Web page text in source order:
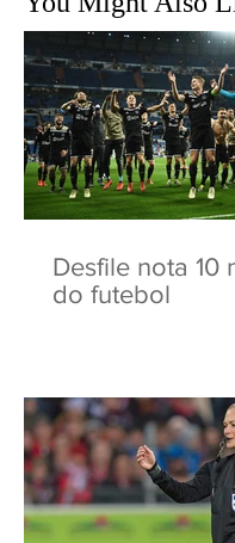
Desfile nota 10
do futebol